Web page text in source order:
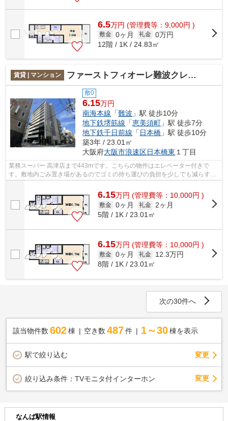
6.5万円 (管理費等：9,000円 )
敷金 0ヶ月 礼金 0万円
12階 / 1K / 24.83㎡
賃貸 | マンション ファーストフィオーレ難波クレシア
敷0
6.15万円
南海本線 「難波 」駅 徒歩10分
地下鉄堺筋線 「恵美須町 」駅 徒歩7分
地下鉄千日前線 「 日本橋 」駅 徒歩10分
築3年 / 23.01㎡
大阪府大阪市浪速区日本橋東 １丁目
業務スーパー 高津店まで443mです。こちらの物件はエレベーター付きで
す。敷地内ごみ置き場があるのでゴミの持ち運びの負担を少しでも減らすこ
とができます。「ファーストフィオーレ難...
6.15万円 (管理費等：10,000円 )
敷金 0ヶ月 礼金 2ヶ月
5階 / 1K / 23.01㎡
6.15万円 (管理費等：10,000円 )
敷金 0ヶ月 礼金
12.3万円
8階 / 1K / 23.01㎡
次の30件へ
該当物件数 602棟 空き数 487 件 1～30 棟を表示
駅で絞り込む 変更
絞り込み条件： TVモニタ付インターホン 変更
なんば駅情報